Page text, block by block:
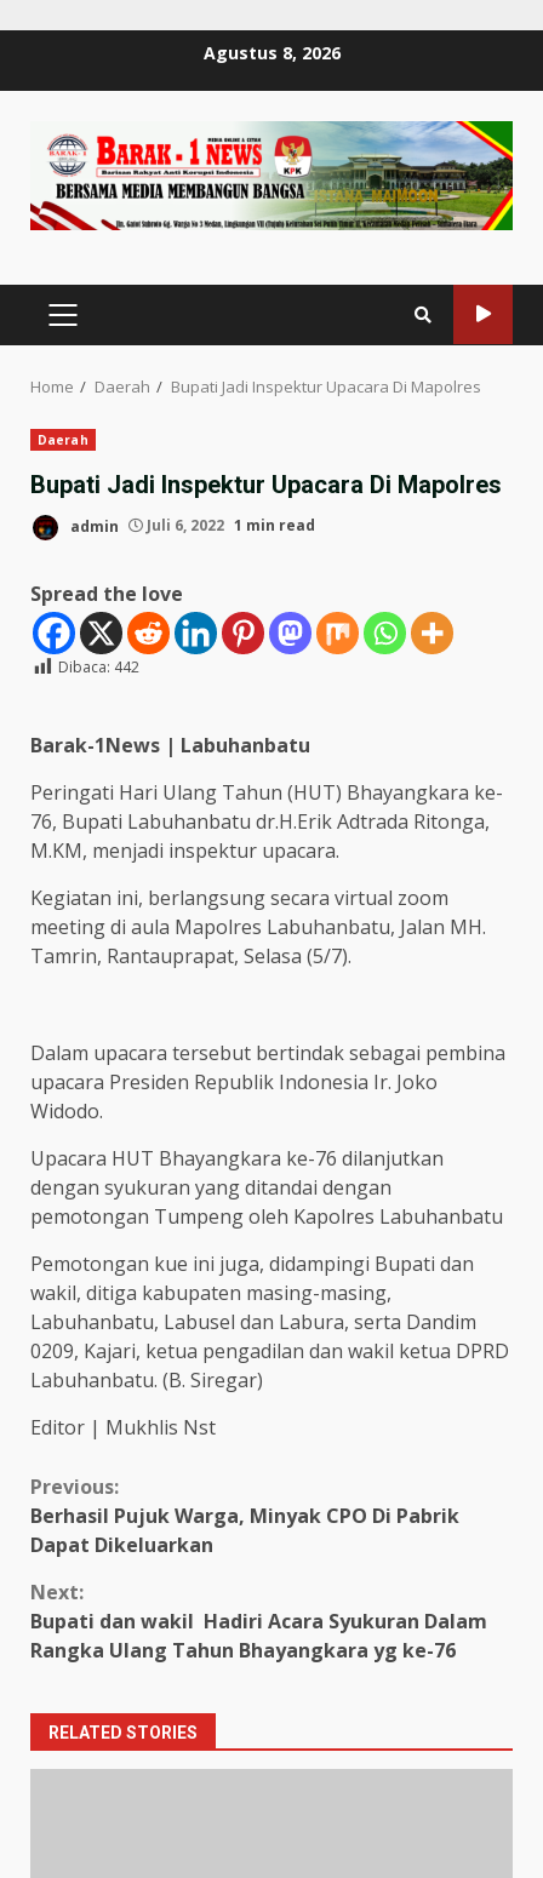
Agustus 8, 2026
PRIMARY
MENU
Home Daerah Bupati Jadi Inspektur Upacara Di Mapolres
Daerah
Bupati Jadi Inspektur Upacara Di Mapolres
admin Juli 6, 2022 1 min read
Spread the love
Dibaca: 442
Barak-1News | Labuhanbatu
Peringati Hari Ulang Tahun (HUT) Bhayangkara ke-
76, Bupati Labuhanbatu dr.H.Erik Adtrada Ritonga,
M.KM, menjadi inspektur upacara.
Kegiatan ini, berlangsung secara virtual zoom
meeting di aula Mapolres Labuhanbatu, Jalan MH.
Tamrin, Rantauprapat, Selasa (5/7).
Dalam upacara tersebut bertindak sebagai pembina
upacara Presiden Republik Indonesia Ir. Joko
Widodo.
Upacara HUT Bhayangkara ke-76 dilanjutkan
dengan syukuran yang ditandai dengan
pemotongan Tumpeng oleh Kapolres Labuhanbatu
Pemotongan kue ini juga, didampingi Bupati dan
wakil, ditiga kabupaten masing-masing,
Labuhanbatu, Labusel dan Labura, serta Dandim
0209, Kajari, ketua pengadilan dan wakil ketua DPRD
Labuhanbatu. (B. Siregar)
Editor | Mukhlis Nst
Continue
Reading
Previous:
Berhasil Pujuk Warga, Minyak CPO Di Pabrik
Dapat Dikeluarkan
Next:
Bupati dan wakil Hadiri Acara Syukuran Dalam
Rangka Ulang Tahun Bhayangkara yg ke-76
RELATED STORIES